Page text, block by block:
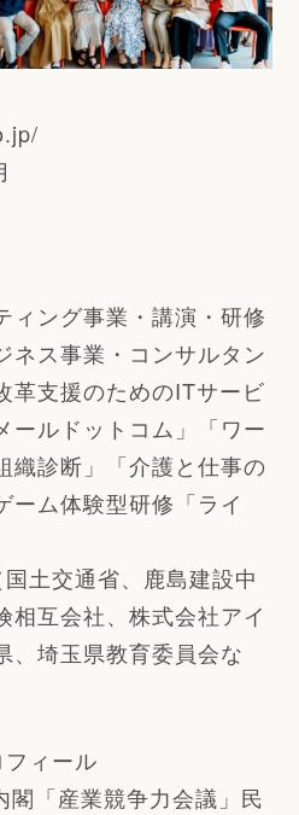
ィング事業・講演・研修
ネス事業・コンサルタン
革支援のためのITサービ
ールドットコム」「ワー
織診断」「介護と仕事の
ーム体験型研修「ライ
土交通省、鹿島建設中
相互会社、株式会社アイ
、埼玉県教育委員会な
ィール
「産業競争力会議」民